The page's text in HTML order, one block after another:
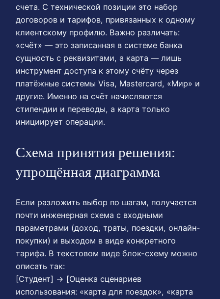
счета. С технической позиции это набор
договоров и тарифов, привязанных к одному
клиентскому профилю. Важно различать:
«счёт» — это записанная в системе банка
сущность с реквизитами, а карта — лишь
инструмент доступа к этому счёту через
платёжные системы Visa, Mastercard, «Мир» и
другие. Именно на счёт начисляются
стипендии и переводы, а карта только
инициирует операции.
Схема принятия решения:
упрощённая диаграмма
Если разложить выбор по шагам, получается
почти инженерная схема с входными
параметрами (доход, траты, поездки, онлайн-
покупки) и выходом в виде конкретного
тарифа. В текстовом виде блок-схему можно
описать так:
[Студент] → [Оценка сценариев
использования: «карта для поездок», «карта